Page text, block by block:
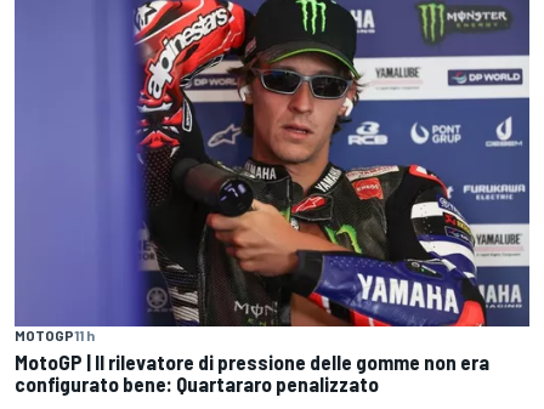
MOTOGP11 h
MotoGP | Il rilevatore di pressione delle gomme non era
configurato bene: Quartararo penalizzato